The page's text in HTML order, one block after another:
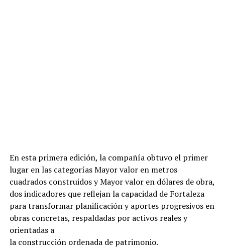
En esta primera edición, la compañía obtuvo el primer
lugar en las categorías Mayor valor en metros
cuadrados construidos y Mayor valor en dólares de obra,
dos indicadores que reflejan la capacidad de Fortaleza
para transformar planificación y aportes progresivos en
obras concretas, respaldadas por activos reales y
orientadas a
la construcción ordenada de patrimonio.